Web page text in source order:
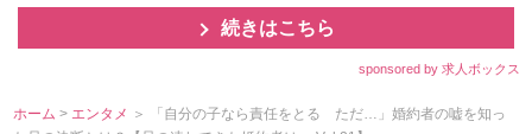
続きはこちら
sponsored by 求人ボックス
ホーム > エンタメ ＞ 「自分の子なら責任をとる ただ…」婚約者の嘘を知っ